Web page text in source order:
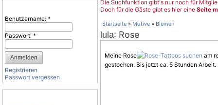
Benutzername: *
Passwort: *
Registrieren
Passwort vergessen
Die Suchfunktion gibt's nur noch für
Doch für die Gäste gibt es hier eine Seite
Startseite » Motive » Blumen
lula: Rose
Meine Rose
am
gestochen. Bis jetzt ca. 5 Stunden Arbeit.